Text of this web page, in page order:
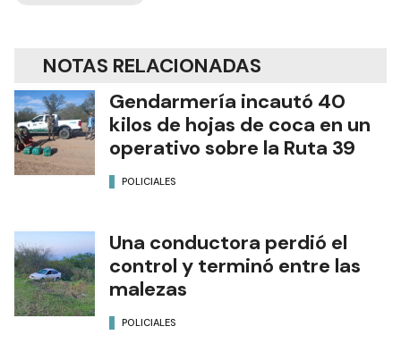
NOTAS RELACIONADAS
Gendarmería incautó 40
kilos de hojas de coca en un
operativo sobre la Ruta 39
POLICIALES
Una conductora perdió el
control y terminó entre las
malezas
POLICIALES